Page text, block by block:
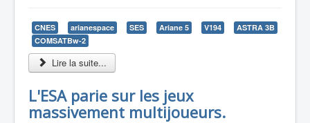
CNES arianespace SES Ariane 5 V194
ASTRA 3B
COMSATBw-2
Lire la suite...
L'ESA parie sur les jeux
massivement multijoueurs.